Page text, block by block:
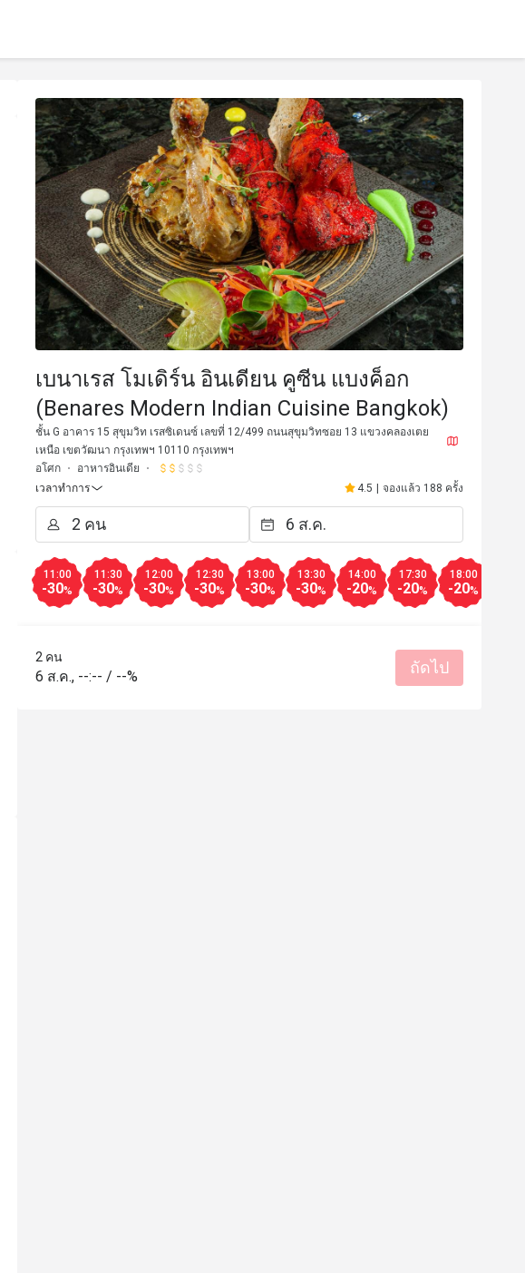
I
The service and food at the restaurant was
P***r
Great food and service
เบนาเรส โมเดิร์น อินเดียน คูซีน แบงค็อก
(Benares Modern Indian Cuisine Bangkok)
ชั้น G อาคาร 15 สุขุมวิท เรสซิเดนซ์ เลขที่ 12/499 ถนนสุขุมวิทซอย 13 แขวงคลองเตย
เหนือ เขตวัฒนา กรุงเทพฯ 10110 กรุงเทพฯ
อโศก
อาหารอินเดีย
เวลาทำการ
4.5 | จองแล้ว 188 ครั้ง
11:00
-30%
11:30
-30%
12:00
-30%
12:30
-30%
13:00
-30%
13:30
-30%
14:00
-20%
17:30
-20%
18:00
-20%
2 คน
6 ส.ค., --:-- / --% ถัดไป